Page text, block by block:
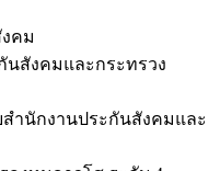
คม
นสังคมและกระทรวง
สำนักงานประกันสังคมและ